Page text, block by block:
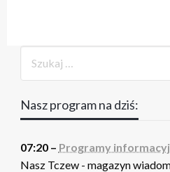
Nasz program na dziś:
07:20 – Programy
Nasz Tczew - magazyn